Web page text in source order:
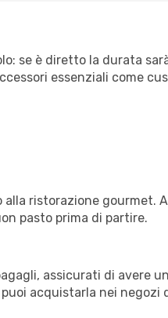
se è diretto la durata
essenziali come
alla ristorazione gourmet.
pasto prima di partire.
assicurati di avere
acquistarla nei negozi